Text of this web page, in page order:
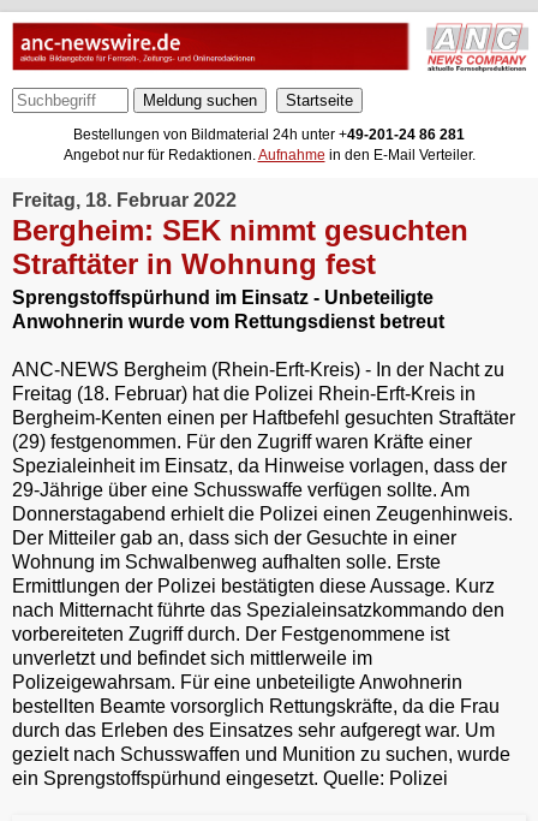
Meldung suchen
Bestellungen von Bildmaterial 24h unter +49-201-24 86 281
Angebot nur für Redaktionen.Aufnahme in den E-Mail Verteiler.
Freitag, 18. Februar 2022
Bergheim: SEK nimmt gesuchten
Straftäter in Wohnung fest
Sprengstoffspürhund im Einsatz - Unbeteiligte
Anwohnerin wurde vom Rettungsdienst betreut
ANC-NEWS Bergheim (Rhein-Erft-Kreis) - In der Nacht zu
Freitag (18. Februar) hat die Polizei Rhein-Erft-Kreis in
Bergheim-Kenten einen per Haftbefehl gesuchten Straftäter
(29) festgenommen. Für den Zugriff waren Kräfte einer
Spezialeinheit im Einsatz, da Hinweise vorlagen, dass der
29-Jährige über eine Schusswaffe verfügen sollte. Am
Donnerstagabend erhielt die Polizei einen Zeugenhinweis.
Der Mitteiler gab an, dass sich der Gesuchte in einer
Wohnung im Schwalbenweg aufhalten solle. Erste
Ermittlungen der Polizei bestätigten diese Aussage. Kurz
nach Mitternacht führte das Spezialeinsatzkommando den
vorbereiteten Zugriff durch. Der Festgenommene ist
unverletzt und befindet sich mittlerweile im
Polizeigewahrsam. Für eine unbeteiligte Anwohnerin
bestellten Beamte vorsorglich Rettungskräfte, da die Frau
durch das Erleben des Einsatzes sehr aufgeregt war. Um
gezielt nach Schusswaffen und Munition zu suchen, wurde
ein Sprengstoffspürhund eingesetzt. Quelle: Polizei